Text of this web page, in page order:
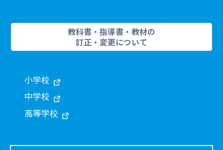
教科書・指導書・教材の
訂正・変更について
小学校
中学校
高等学校